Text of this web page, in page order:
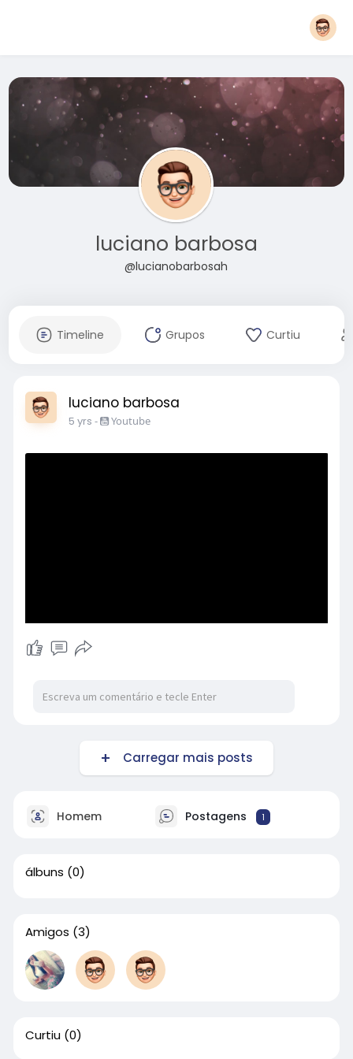
luciano barbosa
@lucianobarbosah
Timeline Grupos Curtiu
luciano barbosa
5 yrs - Youtube
Carregar mais posts
Homem Postagens 1
álbuns (0)
Amigos (3)
Curtiu (0)